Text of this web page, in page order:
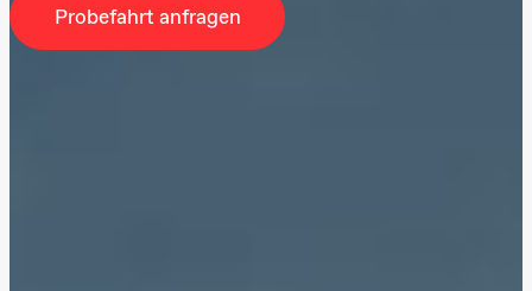
Probefahrt anfragen